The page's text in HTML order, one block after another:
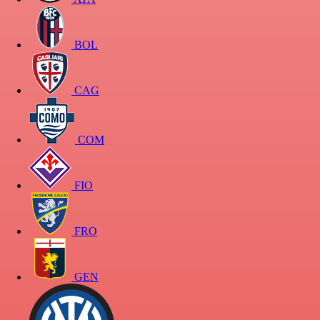
BOL
CAG
COM
FIO
FRO
GEN